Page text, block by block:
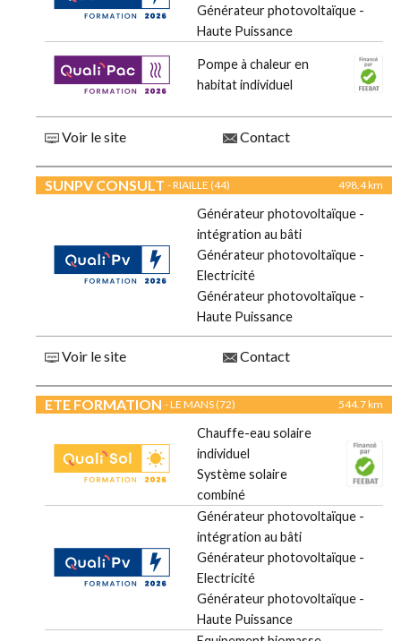
Générateur photovoltaïque -
Haute Puissance
Pompe à chaleur en
habitat individuel
Voir le site Contact
SUNPV CONSULT - RIAILLE (44) 498.4 km
Générateur photovoltaïque -
intégration au bâti
Générateur photovoltaïque -
Electricité
Générateur photovoltaïque -
Haute Puissance
Voir le site Contact
ETE FORMATION - LE MANS (72) 544.7 km
Chauffe-eau solaire
individuel
Système solaire
combiné
Générateur photovoltaïque -
intégration au bâti
Générateur photovoltaïque -
Electricité
Générateur photovoltaïque -
Haute Puissance